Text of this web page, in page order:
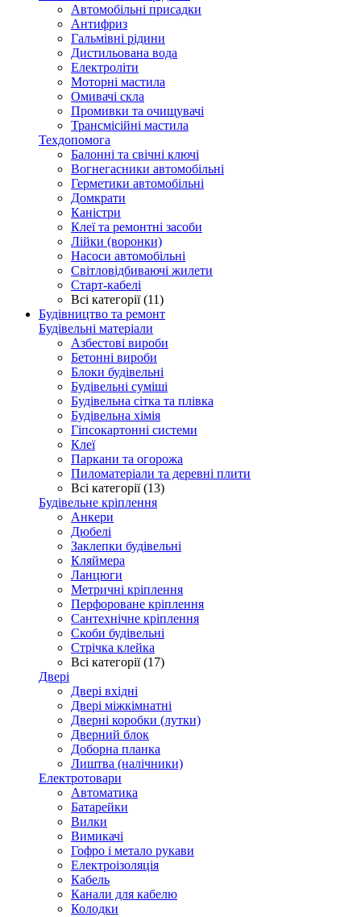
Автомобільні присадки
Антифриз
Гальмівні рідини
Дистильована вода
Електроліти
Моторні мастила
Омивачі скла
Промивки та очищувачі
Трансмісійні мастила
Техдопомога
Балонні та свічні ключі
Вогнегасники автомобільні
Герметики автомобільні
Домкрати
Каністри
Клеї та ремонтні засоби
Лійки (воронки)
Насоси автомобільні
Світловідбиваючі жилети
Старт-кабелі
Всі категорії (11)
Будівництво та ремонт
Будівельні матеріали
Азбестові вироби
Бетонні вироби
Блоки будівельні
Будівельні суміші
Будівельна сітка та плівка
Будівельна хімія
Гіпсокартонні системи
Клеї
Паркани та огорожа
Пиломатеріали та деревні плити
Всі категорії (13)
Будівельне кріплення
Анкери
Дюбелі
Заклепки будівельні
Кляймера
Ланцюги
Метричні кріплення
Перфороване кріплення
Сантехнічне кріплення
Скоби будівельні
Стрічка клейка
Всі категорії (17)
Двері
Двері вхідні
Двері міжкімнатні
Дверні коробки (лутки)
Дверний блок
Доборна планка
Лиштва (налічники)
Електротовари
Автоматика
Батарейки
Вилки
Вимикачі
Гофро і метало рукави
Електроізоляція
Кабель
Канали для кабелю
Колодки